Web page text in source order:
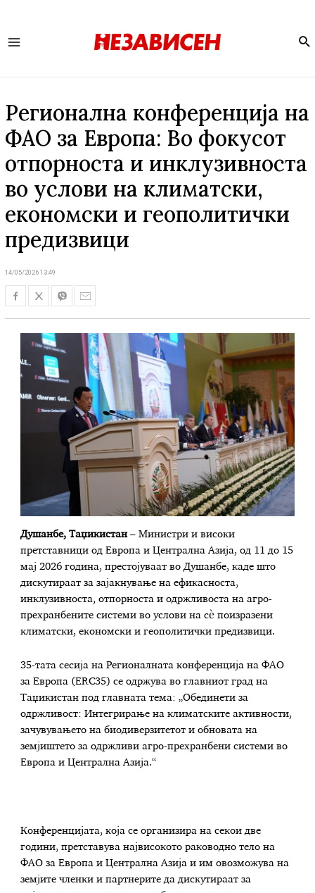
Регионална конференција на
ФАО за Европа: Во фокусот
отпорноста и инклузивноста
во услови на климатски,
економски и геополитички
предизвици
14/05/2026 13:49
Душанбе, Таџикистан – Министри и високи
претставници од Европа и Централна Азија, од 11 до 15
мај 2026 година, престојуваат во Душанбе, каде што
дискутираат за зајакнување на ефикасноста,
инклузивноста, отпорноста и одржливоста на агро-
прехранбените системи во услови на сè поизразени
климатски, економски и геополитички предизвици.
35-тата сесија на Регионалната конференција на ФАО
за Европа (ERC35) се одржува во главниот град на
Таџикистан под главната тема: „Обединети за
одржливост: Интегрирање на климатските активности,
зачувувањето на биодиверзитетот и обновата на
земјиштето за одржливи агро-прехранбени системи во
Европа и Централна Азија.“
Конференцијата, која се организира на секои две
години, претставува највисокото раководно тело на
ФАО за Европа и Централна Азија и им овозможува на
земјите членки и партнерите да дискутираат за